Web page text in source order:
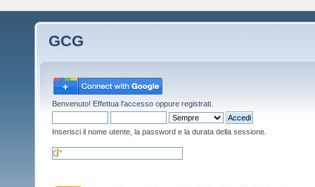
GCG
Benvenuto! Effettua l'accesso oppure registrati
Inserisci il nome utente, la password e la durata della sessione.